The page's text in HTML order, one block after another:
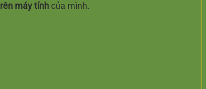
máy tính của mình.